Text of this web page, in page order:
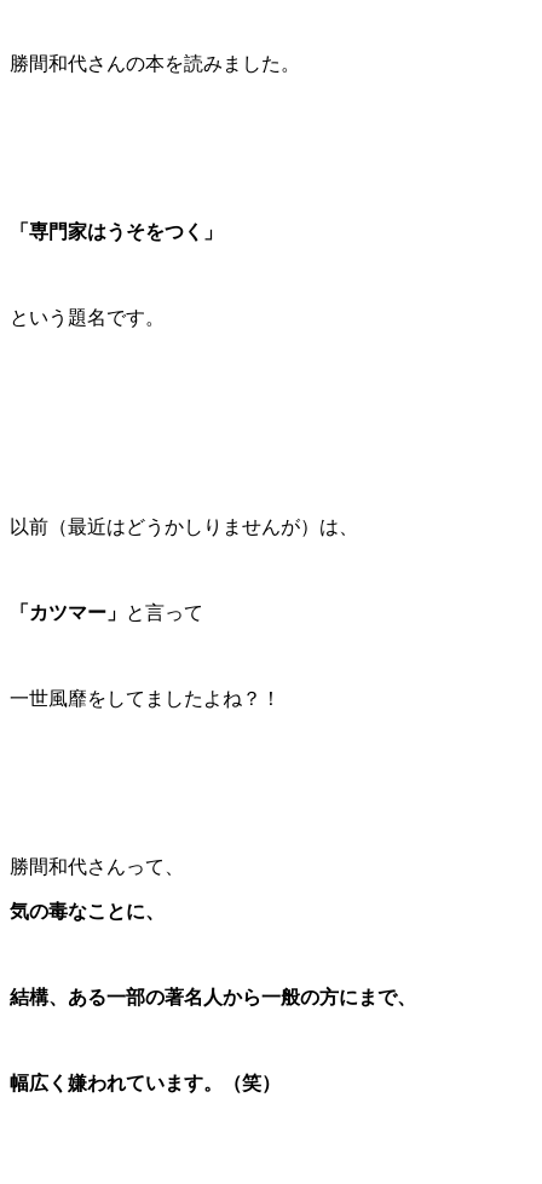
勝間和代さんの本を読みました。
「専門家はうそをつく」
という題名です。
以前（最近はどうかしりませんが）は、
「カツマー」 と言って
一世風靡をしてましたよね？！
勝間和代さんって、
気の毒なことに、
結構、ある一部の著名人から一般の方にまで、
幅広く嫌われています。（笑）